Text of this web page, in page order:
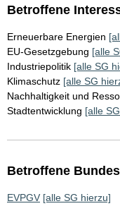
Betroffene
Erneuerbare Energien
EU-Gesetzgebung [alle
Industriepolitik [alle SG
Klimaschutz [alle SG
Nachhaltigkeit und
Stadtentwicklung [alle
Betroffene
EVPGV [alle SG hierzu]